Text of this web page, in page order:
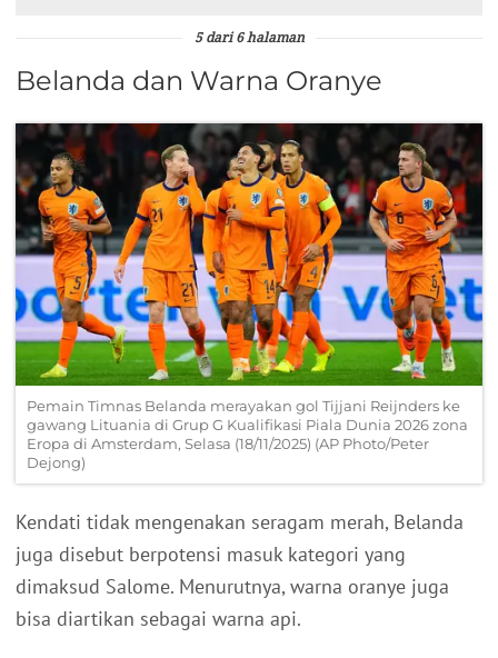
5 dari 6 halaman
Belanda dan Warna Oranye
Pemain Timnas Belanda merayakan gol Tijjani Reijnders ke
gawang Lituania di Grup G Kualifikasi Piala Dunia 2026 zona
Eropa di Amsterdam, Selasa (18/11/2025) (AP Photo/Peter
Dejong)
Kendati tidak mengenakan seragam merah, Belanda
juga disebut berpotensi masuk kategori yang
dimaksud Salome. Menurutnya, warna oranye juga
bisa diartikan sebagai warna api.